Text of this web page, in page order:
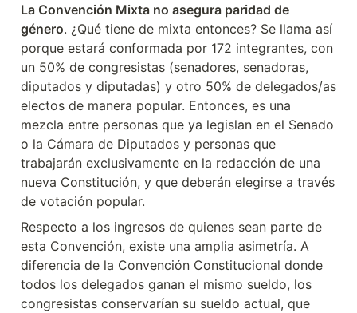
La Convención Mixta no asegura paridad de
género. ¿Qué tiene de mixta entonces? Se llama así
porque estará conformada por 172 integrantes, con
un 50% de congresistas (senadores, senadoras,
diputados y diputadas) y otro 50% de delegados/as
electos de manera popular. Entonces, es una
mezcla entre personas que ya legislan en el Senado
o la Cámara de Diputados y personas que
trabajarán exclusivamente en la redacción de una
nueva Constitución, y que deberán elegirse a través
de votación popular.
Respecto a los ingresos de quienes sean parte de
esta Convención, existe una amplia asimetría. A
diferencia de la Convención Constitucional donde
todos los delegados ganan el mismo sueldo, los
congresistas conservarían su sueldo actual, que